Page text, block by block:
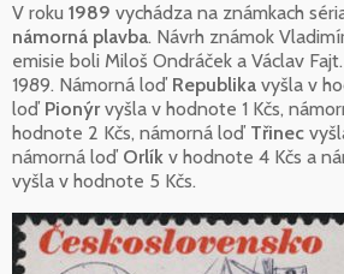
V roku 1989 vychádza na známkach
námorná plavba. Návrh známok
emisie boli Miloš Ondráček a Václav
1989. Námorná loď Republika vyšla v
loď Pionýrvyšla v hodnote 1 Kčs,
hodnote 2 Kčs, námorná loď Třinec
námorná loď Orlík v hodnote 4 Kčs a
vyšla v hodnote 5 Kčs.